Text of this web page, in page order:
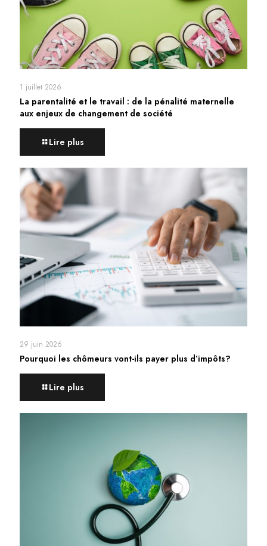
1 juillet 2026
La parentalité et le travail : de la pénalité maternelle
aux enjeux de changement de société
Lire plus
29 juin 2026
Pourquoi les chômeurs vont-ils payer plus d’impôts?
Lire plus